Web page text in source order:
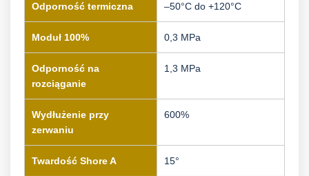
Odporność termiczna –50°C do +120°C
Moduł 100% 0,3 MPa
Odporność na
rozciąganie
1,3 MPa
Wydłużenie przy
zerwaniu
600%
Twardość Shore A 15°